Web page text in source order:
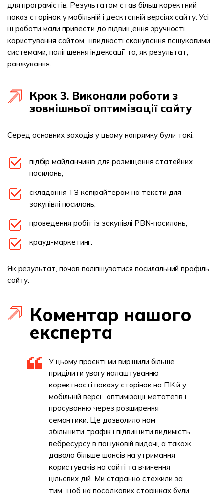
для програмістів. Результатом став більш коректний
показ сторінок у мобільній і десктопній версіях сайту. Усі
ці роботи мали привести до підвищення зручності
користування сайтом, швидкості сканування пошуковими
системами, поліпшення індексації та, як результат,
ранжування.
Крок 3. Виконали роботи з
зовнішньої оптимізації сайту
Серед основних заходів у цьому напрямку були такі:
підбір майданчиків для розміщення статейних
посилань;
складання ТЗ копірайтерам на тексти для
закупівлі посилань;
проведення робіт із закупівлі PBN-посилань;
крауд-маркетинг.
Як результат, почав поліпшуватися посилальний профіль
сайту.
Коментар нашого
експерта
У цьому проєкті ми вирішили більше
приділити увагу налаштуванню
коректності показу сторінок на ПК й у
мобільній версії, оптимізації метатегів і
просуванню через розширення
семантики. Це дозволило нам
збільшити трафік і підвищити видимість
вебресурсу в пошуковій видачі, а також
давало більше шансів на утримання
користувачів на сайті та вчинення
цільових дій. Ми старанно стежили за
тим, щоб на посадкових сторінках були